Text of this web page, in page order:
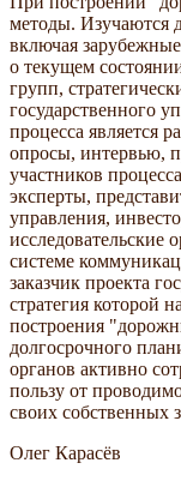
методы. Изучаются
включая
о текущем
групп,
государственного
процесса является
опросы, интервью,
участников
эксперты,
управления,
исследовательские
системе
заказчик проекта
стратегия которой
построения
долгосрочного
органов активно
пользу от
своих собственных
Олег Карасёв